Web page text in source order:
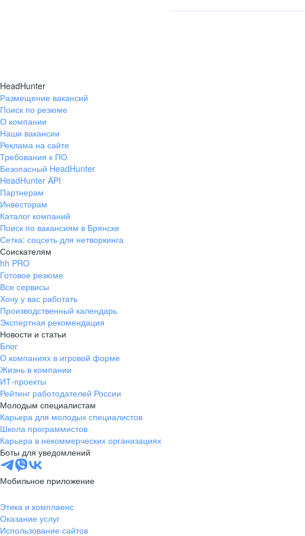
HeadHunter
Размещение вакансий
Поиск по резюме
О компании
Наши вакансии
Реклама на сайте
Требования к ПО
Безопасный HeadHunter
HeadHunter API
Партнерам
Инвесторам
Каталог компаний
Поиск по вакансиям в Брянске
Сетка: соцсеть для нетворкинга
Соискателям
hh PRO
Готовое резюме
Все сервисы
Хочу у вас работать
Производственный календарь
Экспертная рекомендация
Новости и статьи
Блог
О компаниях в игровой форме
Жизнь в компании
ИТ-проекты
Рейтинг работодателей России
Молодым специалистам
Карьера для молодых специалистов
Школа программистов
Карьера в некоммерческих организациях
Боты для уведомлений
Мобильное приложение
Этика и комплаенс
Оказание услуг
Использование сайтов